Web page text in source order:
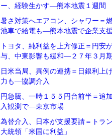
ー、経験生かす―熊本地震１週間
暑さ対策へエアコン、シャワー＝
池車で給電も―熊本地震で企業支援
トヨタ、純利益を上方修正＝円安
与、中東影響も緩和―２７年３月期
日米当局、異例の連携＝日銀利上
力も―協調介入
円急騰、一時１５５円台前半＝追
入観測で―東京市場
為替介入、日本が支援要請＝トラ
大統領「米国に利益」